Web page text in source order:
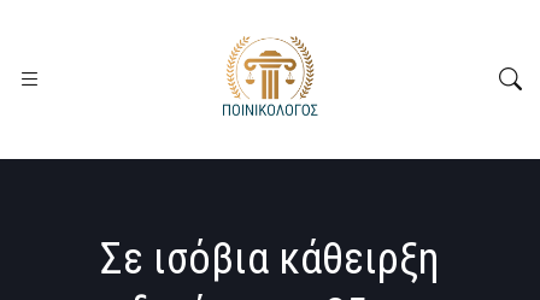
Σε ισόβια κάθειρξη